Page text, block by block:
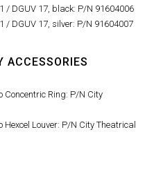
/ DGUV 17, black: P/N 91604006
/ DGUV 17, silver: P/N 91604007
ACCESSORIES
Concentric Ring: P/N City
Hexcel Louver: P/N City Theatrical